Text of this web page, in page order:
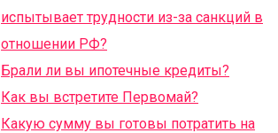
испытывает трудности из-за санкций в
отношении РФ?
Брали ли вы ипотечные кредиты?
Как вы встретите Первомай?
Какую сумму вы готовы потратить на